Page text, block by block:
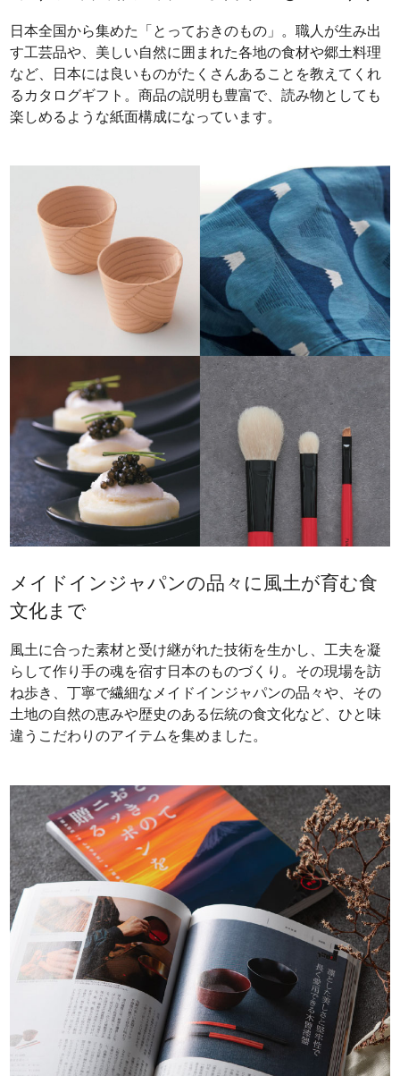
日本全国から集めた「とっておきのもの」。職人が生み出
す工芸品や、美しい自然に囲まれた各地の食材や郷土料理
など、日本には良いものがたくさんあることを教えてくれ
るカタログギフト。商品の説明も豊富で、読み物としても
楽しめるような紙面構成になっています。
メイドインジャパンの品々に風土が育む食
文化まで
風土に合った素材と受け継がれた技術を生かし、工夫を凝
らして作り手の魂を宿す日本のものづくり。その現場を訪
ね歩き、丁寧で繊細なメイドインジャパンの品々や、その
土地の自然の恵みや歴史のある伝統の食文化など、ひと味
違うこだわりのアイテムを集めました。